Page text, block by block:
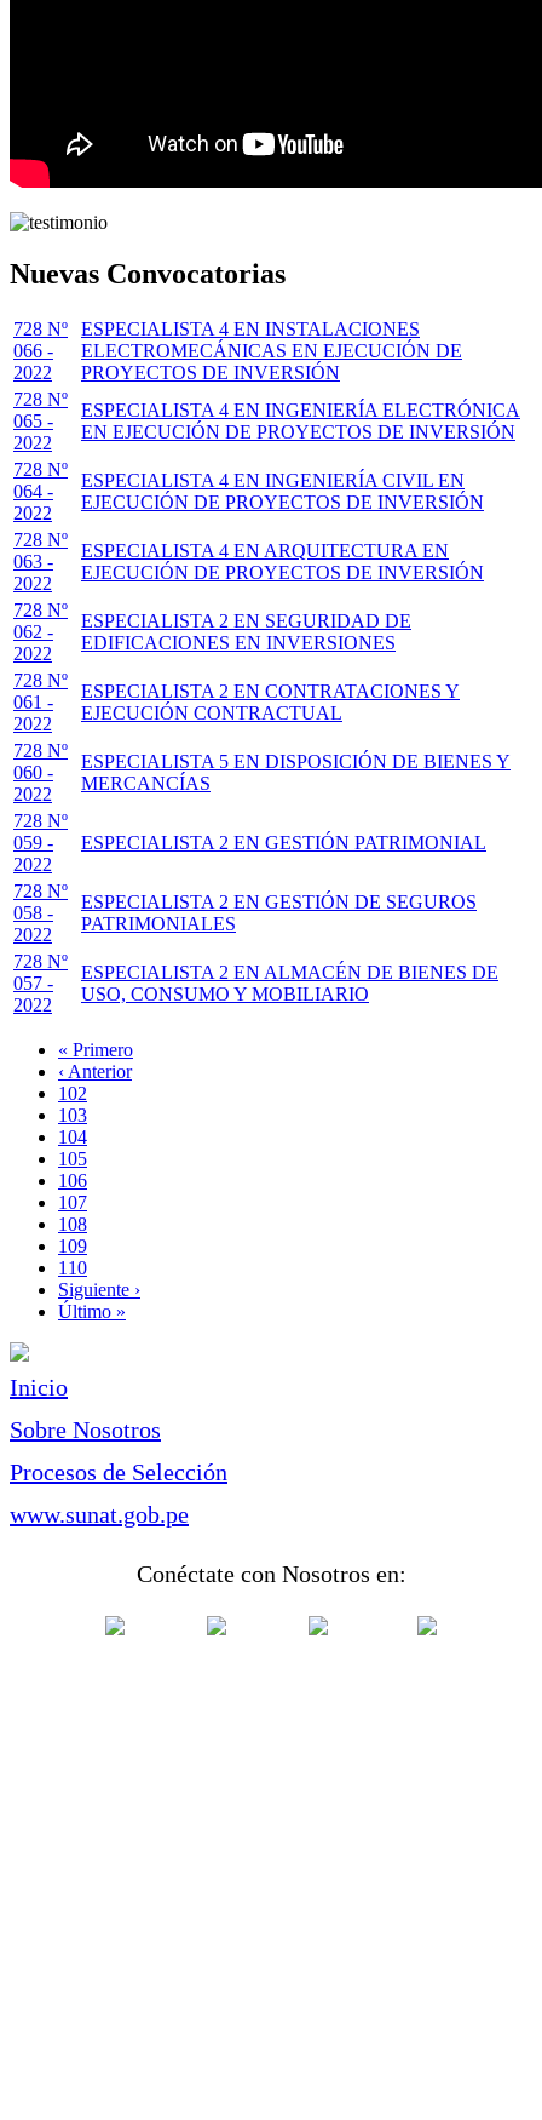
Nuevas Convocatorias
728 Nº
066 -
2022
ESPECIALISTA 4 EN INSTALACIONES
ELECTROMECÁNICAS EN EJECUCIÓN DE
PROYECTOS DE INVERSIÓN
728 Nº
065 -
2022
ESPECIALISTA 4 EN INGENIERÍA ELECTRÓNICA
EN EJECUCIÓN DE PROYECTOS DE INVERSIÓN
728 Nº
064 -
2022
ESPECIALISTA 4 EN INGENIERÍA CIVIL EN
EJECUCIÓN DE PROYECTOS DE INVERSIÓN
728 Nº
063 -
2022
ESPECIALISTA 4 EN ARQUITECTURA EN
EJECUCIÓN DE PROYECTOS DE INVERSIÓN
728 Nº
062 -
2022
ESPECIALISTA 2 EN SEGURIDAD DE
EDIFICACIONES EN INVERSIONES
728 Nº
061 -
2022
ESPECIALISTA 2 EN CONTRATACIONES Y
EJECUCIÓN CONTRACTUAL
728 Nº
060 -
2022
ESPECIALISTA 5 EN DISPOSICIÓN DE BIENES Y
MERCANCÍAS
728 Nº
059 -
2022
ESPECIALISTA 2 EN GESTIÓN PATRIMONIAL
728 Nº
058 -
2022
ESPECIALISTA 2 EN GESTIÓN DE SEGUROS
PATRIMONIALES
728 Nº
057 -
2022
ESPECIALISTA 2 EN ALMACÉN DE BIENES DE
USO, CONSUMO Y MOBILIARIO
Paginación
Primera
página
« Primero
Página
anterior
‹ Anterior
Page
102
Page
103
Page
104
Page
105
Página
actual
106
Page
107
Page
108
Page
109
Page
110
Siguiente
página
Siguiente ›
Última
Último »
Inicio
Sobre Nosotros
Procesos de Selección
www.sunat.gob.pe
Conéctate con Nosotros en: